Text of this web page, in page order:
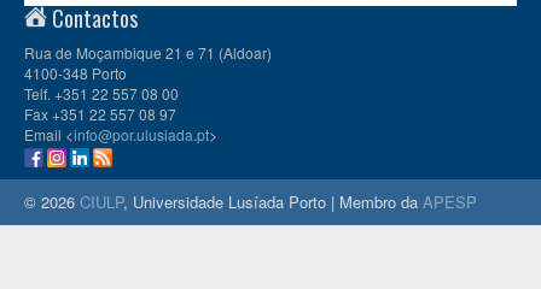
Contactos
Rua de Moçambique 21 e 71 (Aldoar)
4100-348 Porto
Telf. +351 22 557 08 00
Fax +351 22 557 08 97
Email <info@por.ulusiada.pt>
© 2026 CIULP, Universidade Lusíada Porto | Membro da APESP